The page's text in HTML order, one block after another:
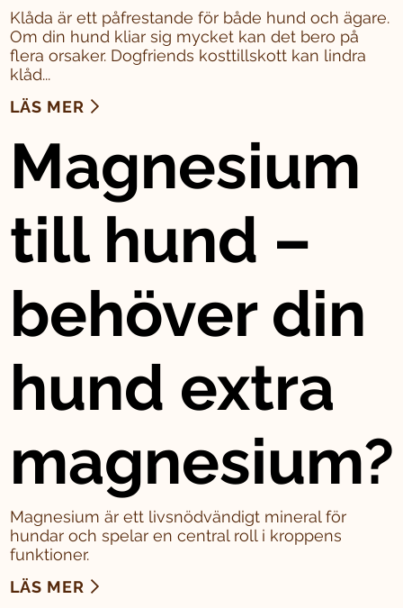
Klåda är ett påfrestande för både hund och ägare.
Om din hund kliar sig mycket kan det bero på
flera orsaker. Dogfriends kosttillskott kan lindra
klåd...
LÄS MER
Magnesium
till hund –
behöver din
hund extra
magnesium?
Magnesium är ett livsnödvändigt mineral för
hundar och spelar en central roll i kroppens
funktioner.
LÄS MER